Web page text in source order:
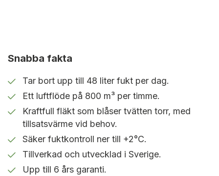
53 kWh x 30 dagar: 1 590 kWh/mån
1 590 kWh x 12 månader: 19 080 kWh
Besparing av energi:
1 590 kWh/månad: 19 080 kWh/år
Besparing i pengar:
Elpris 1kr/kWh spara: 19 080 kr/år
Elpris 2,5kr/KWh spara: 47 700 kr/år
Elpris 3,5kr/KWh spara: 66 780 kr/år
Snabba fakta
Tar bort upp till 48 liter fukt per dag.
Ett luftflöde på 800 m³ per timme.
Kraftfull fläkt som blåser tvätten torr, med
tillsatsvärme vid behov.
Säker fuktkontroll ner till +2°C.
Tillverkad och utvecklad i Sverige.
Upp till 6 års garanti.